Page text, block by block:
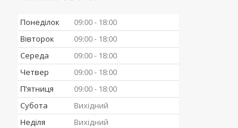
Понеділок 09:00
18:00
Вівторок
09:00
18:00
Середа
09:00
18:00
Четвер
09:00
18:00
Пʼятниця
09:00
18:00
Субота
Вихідний
Неділя
Вихідний